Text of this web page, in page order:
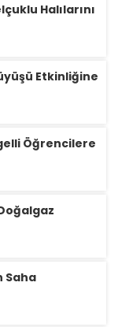
Halılarını
Etkinliğine
Öğrencilere
Saha